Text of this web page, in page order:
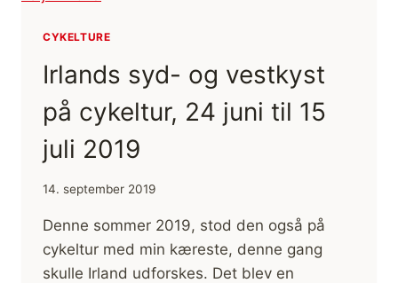
CYKELTURE
Irlands syd- og vestkyst
på cykeltur, 24 juni til 15
juli 2019
14. september 2019
Denne sommer 2019, stod den også på
cykeltur med min kæreste, denne gang
skulle Irland udforskes. Det blev en